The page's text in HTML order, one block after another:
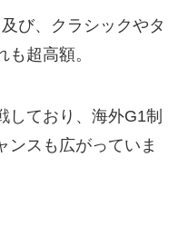
び、クラシックやタ
超高額。
しており、海外G1制
ンスも広がっていま